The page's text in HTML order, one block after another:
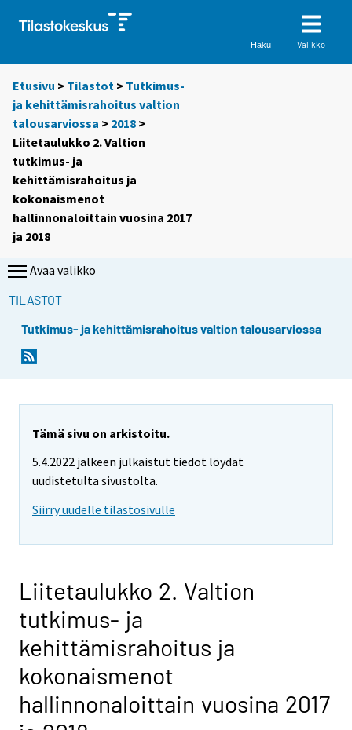
Haku Valikko
Etusivu > Tilastot > Tutkimus-
ja kehittämisrahoitus valtion
talousarviossa > 2018 >
Liitetaulukko 2. Valtion
tutkimus- ja
kehittämisrahoitus ja
kokonaismenot
hallinnonaloittain vuosina 2017
ja 2018
Avaa valikko
TILASTOT
Tutkimus- ja kehittämisrahoitus valtion talousarviossa
Tämä sivu on arkistoitu.
5.4.2022 jälkeen julkaistut tiedot löydät
uudistetulta sivustolta.
Siirry uudelle tilastosivulle
Liitetaulukko 2. Valtion
tutkimus- ja
kehittämisrahoitus ja
kokonaismenot
hallinnonaloittain vuosina 2017